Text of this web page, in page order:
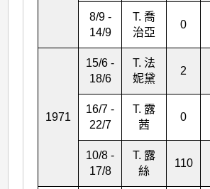
8/9 -
14/9
T. 喬
治亞
0
1971
15/6 -
18/6
T. 法
妮黛
2
16/7 -
22/7
T. 露
茜
0
10/8 -
17/8
T. 露
絲
110